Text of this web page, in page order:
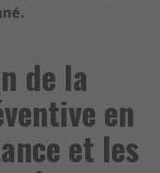
de la
en
et les